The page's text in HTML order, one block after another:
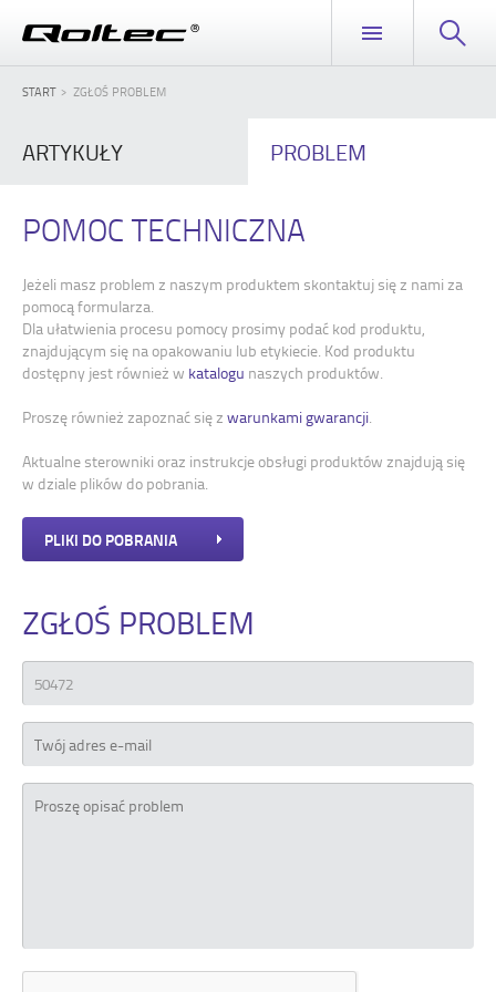
START ZGŁOŚ PROBLEM
ARTYKUŁY PROBLEM
POMOC TECHNICZNA
Jeżeli masz problem z naszym produktem skontaktuj się z nami za
pomocą formularza.
Dla ułatwienia procesu pomocy prosimy podać kod produktu,
znajdującym się na opakowaniu lub etykiecie. Kod produktu
dostępny jest również w katalogu naszych produktów.
Proszę również zapoznać się z warunkami gwarancji.
Aktualne sterowniki oraz instrukcje obsługi produktów znajdują się
w dziale plików do pobrania.
PLIKI DO POBRANIA
ZGŁOŚ PROBLEM